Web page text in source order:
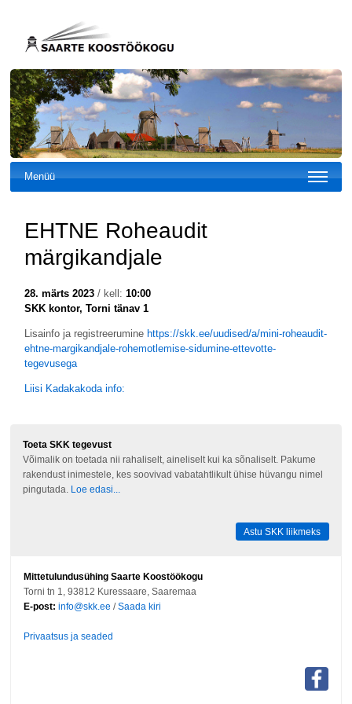
Menüü
EHTNE Roheaudit
märgikandjale
28. märts 2023/ kell: 10:00
SKK kontor, Torni tänav 1
Lisainfo ja registreerumine https://skk.ee/uudised/a/mini-roheaudit-
ehtne-margikandjale-rohemotlemise-sidumine-ettevotte-
tegevusega
Liisi Kadakakoda info:
Toeta SKK tegevust
Võimalik on toetada nii rahaliselt, aineliselt kui ka sõnaliselt. Pakume
rakendust inimestele, kes soovivad vabatahtlikult ühise hüvangu nimel
pingutada.
Loe edasi...
Astu SKK liikmeks
Mittetulundusühing Saarte Koostöökogu
Torni tn 1, 93812 Kuressaare, Saaremaa
E-post: info@skk.ee /Saada kiri
Privaatsus ja seaded